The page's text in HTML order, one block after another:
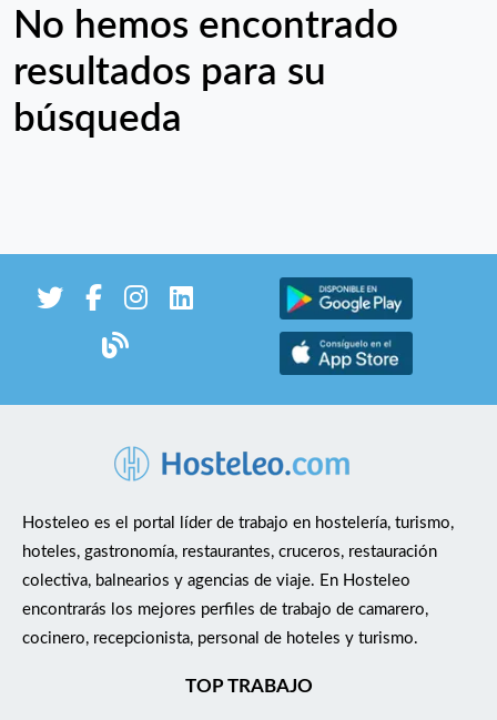
No hemos encontrado
resultados para su
búsqueda
Hosteleo es el portal líder de trabajo en hostelería, turismo,
hoteles, gastronomía, restaurantes, cruceros, restauración
colectiva, balnearios y agencias de viaje. En Hosteleo
encontrarás los mejores perfiles de trabajo de camarero,
cocinero, recepcionista, personal de hoteles y turismo.
TOP TRABAJO